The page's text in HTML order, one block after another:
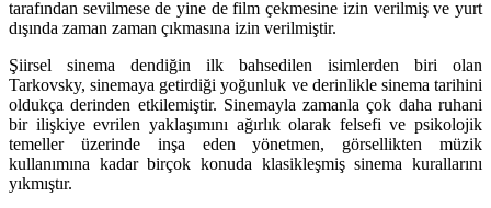
tarafından sevilmese de yine de film çekmesine izin verilmiş ve yurt
dışında zaman zaman çıkmasına izin verilmiştir.
Şiirsel sinema dendiğin ilk bahsedilen isimlerden biri olan
Tarkovsky, sinemaya getirdiği yoğunluk ve derinlikle sinema tarihini
oldukça derinden etkilemiştir. Sinemayla zamanla çok daha ruhani
bir ilişkiye evrilen yaklaşımını ağırlık olarak felsefi ve psikolojik
temeller üzerinde inşa eden yönetmen, görsellikten müzik
kullanımına kadar birçok konuda klasikleşmiş sinema kurallarını
yıkmıştır.